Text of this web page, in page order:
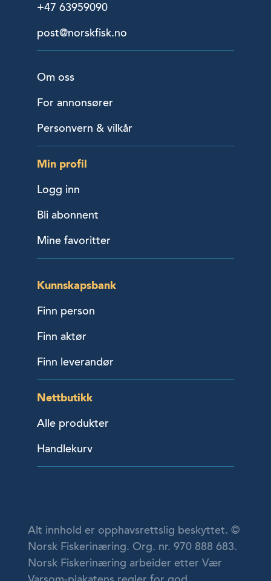
+47 63959090
post@norskfisk.no
Om oss
For annonsører
Personvern & vilkår
Min profil
Logg inn
Bli abonnent
Mine favoritter
Kunnskapsbank
Finn person
Finn aktør
Finn leverandør
Nettbutikk
Alle produkter
Handlekurv
Alt innhold er opphavsrettslig beskyttet. ©
Norsk Fiskerinæring. Org. nr. 970 888 683.
Norsk Fiskerinæring arbeider etter Vær